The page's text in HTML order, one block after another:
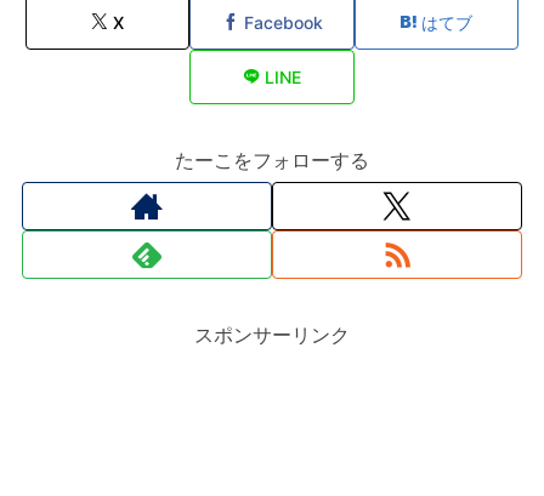
X Facebook はてブ
LINE
たーこをフォローする
スポンサーリンク